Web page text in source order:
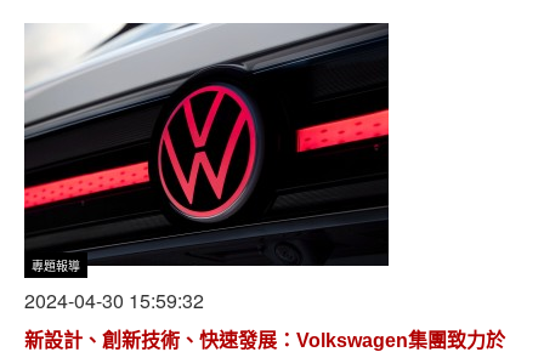
專題報導
2024-04-30 15:59:32
新設計、創新技術、快速發展：Volkswagen集團致力於